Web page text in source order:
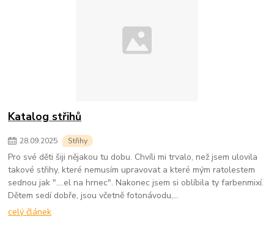
Katalog střihů
28.09.2025 Střihy
Pro své děti šiji nějakou tu dobu. Chvíli mi trvalo, než jsem ulovila
takové střihy, které nemusím upravovat a které mým ratolestem
sednou jak "....el na hrnec". Nakonec jsem si oblíbila ty farbenmixí.
Dětem sedí dobře, jsou včetně fotonávodu,...
celý článek